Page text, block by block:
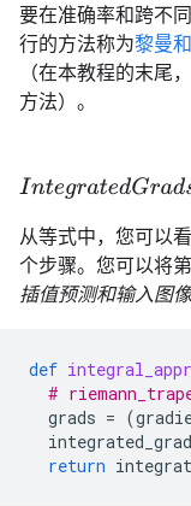
要在准确率和跨不
行的方法称为黎曼和
（在本教程的末尾
方法）。
从等式中，您可以
个步骤。您可以将
插值预测和输入图
def
#
grads = (
return